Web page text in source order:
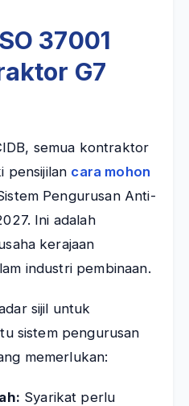
37001
G7
semua kontraktor
pensijilan cara mohon
Pengurusan Anti-
Ini adalah
kerajaan
industri pembinaan.
sijil untuk
sistem pengurusan
memerlukan:
Syarikat perlu